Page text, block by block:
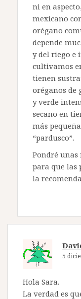
ni en
mexicano
orégano
depende
y del riego e
cultivamos
tienen
oréganos de
y verde
secano en
más
“pardusco”.
Pondré
para que las
la
5
Hola Sara.
La verdad es